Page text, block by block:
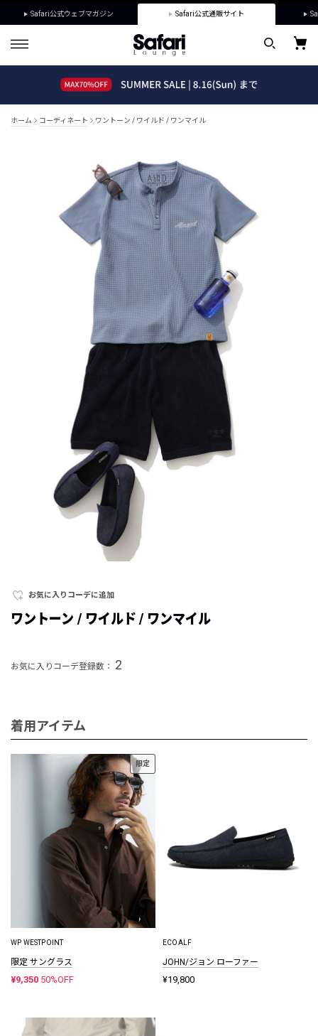
Safari公式ウェブマガジン Safari公式通販サイト
ホーム コーディネート ワントーン / ワイルド / ワンマイル
お気に入りコーデに追加
ワントーン / ワイルド / ワンマイル
お気に入りコーデ登録数： 2
着用アイテム
限定
WP WESTPOINT
限定 サングラス
¥9,350 50%OFF
ECOALF
JOHN/ジョン ローファー
¥19,800